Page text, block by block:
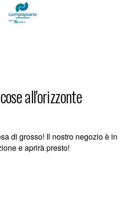
all'orizzonte
di grosso! Il nostro negozio è in
e aprirà presto!